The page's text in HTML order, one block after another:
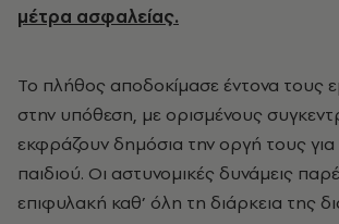
μέτρα ασφαλείας.
Το πλήθος αποδοκίμασε έντονα τους
στην υπόθεση, με ορισμένους
εκφράζουν δημόσια την οργή τους
παιδιού. Οι αστυνομικές δυνάμεις
επιφυλακή καθ’ όλη τη διάρκεια της